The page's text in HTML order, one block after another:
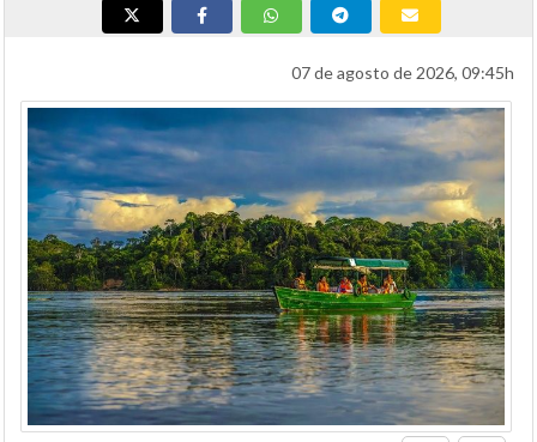
07 de agosto de 2026, 09:45h